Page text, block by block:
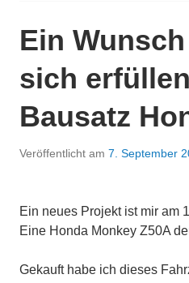
Ein
sich
Bausatz
Veröffentlicht am 7. September
Ein neues Projekt ist mir am
Eine Honda Monkey Z50A
Gekauft habe ich dieses